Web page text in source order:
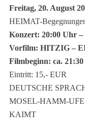
Freitag, 20. August
HEIMAT-
Konzert: 20:00 Uhr
Vorfilm: HITZIG –
Filmbeginn: ca.
Eintritt: 15,- EUR
DEUTSCHE
MOSEL-HAMM-
KAIMT